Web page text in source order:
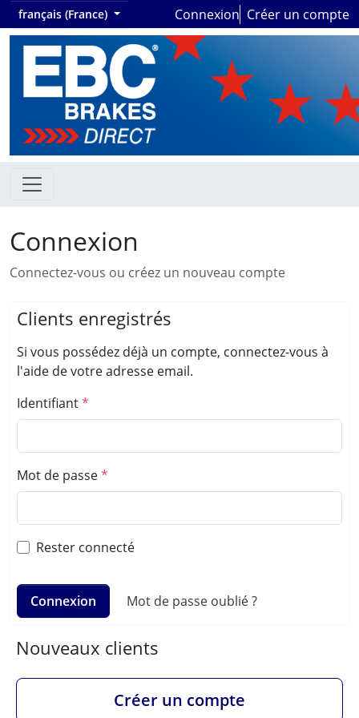
français (France) Connexion Créer un compte
Connexion
Connectez-vous ou créez un nouveau compte
Clients enregistrés
Si vous possédez déjà un compte, connectez-vous à
l'aide de votre adresse email.
Identifiant
Mot de passe
Rester connecté
Connexion Mot de passe oublié ?
Nouveaux clients
Créer un compte